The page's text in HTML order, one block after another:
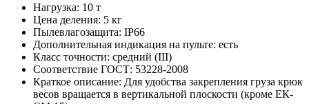
Нагрузка: 10 т
Цена деления: 5 кг
Пылевлагозащита: IP66
Дополнительная индикация на пульте: есть
Класс точности: средний (III)
Соответствие ГОСТ: 53228-2008
Краткое описание: Для удобства закрепления груза крюк
весов вращается в вертикальной плоскости (кроме ЕК-